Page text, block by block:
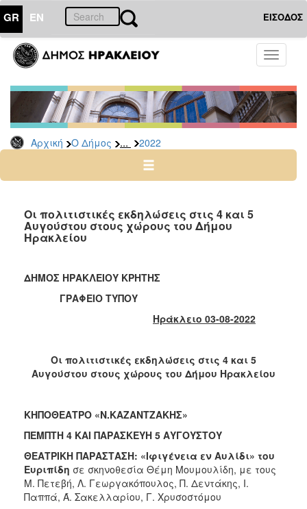
GR EN ΕΙΣΟΔΟΣ
Toggle
Αρχική Ο Δήμος ... 2022
ΔΗΜΟΣ
Δελτία
Τύπου
Αρχείο
2026
2024
2022
2021
2015
2012
2011
2010
2006
Οι πολιτιστικές εκδηλώσεις στις 4 και 5
Αυγούστου στους χώρους του Δήμου
Ηρακλείου
ΔΗΜΟΣ ΗΡΑΚΛΕΙΟΥ ΚΡΗΤΗΣ
ΓΡΑΦΕΙΟ ΤΥΠΟΥ
Ηράκλειο 03-08-2022
Οι πολιτιστικές εκδηλώσεις στις 4 και 5
Αυγούστου στους χώρους του Δήμου Ηρακλείου
ΚΗΠΟΘΕΑΤΡΟ «Ν.ΚΑΖΑΝΤΖΑΚΗΣ»
ΠΕΜΠΤΗ 4 ΚΑΙ ΠΑΡΑΣΚΕΥΗ 5 ΑΥΓΟΥΣΤΟΥ
ΘΕΑΤΡΙΚΗ ΠΑΡΑΣΤΑΣΗ: «Ιφιγένεια εν Αυλίδι» του
Ευριπίδη σε σκηνοθεσία Θέμη Μουμουλίδη, με τους
Μ. Πετεβή, Λ. Γεωργακόπουλος, Π. Δεντάκης, Ι.
Παππά, Ά. Σακελλαρίου, Γ. Χρυσοστόμου